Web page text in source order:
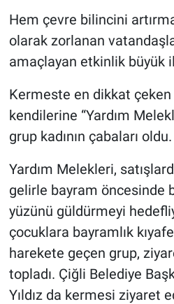
Hem çevre bilincini
olarak zorlanan
amaçlayan etkinlik büyük
Kermeste en dikkat
kendilerine “Yardım
grup kadının çabaları oldu.
Yardım Melekleri,
gelirle bayram öncesinde
yüzünü güldürmeyi
çocuklara bayramlık
harekete geçen grup,
topladı. Çiğli Belediye
Yıldız da kermesi ziyaret